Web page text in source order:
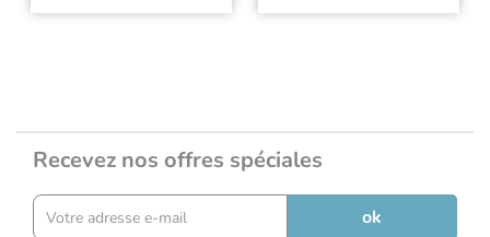
Recevez nos offres spéciales